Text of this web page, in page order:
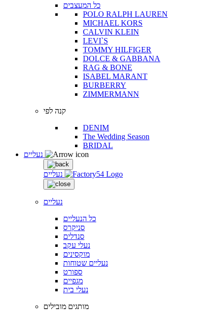
כל המעצבים
POLO RALPH LAUREN
MICHAEL KORS
CALVIN KLEIN
LEVI`S
TOMMY HILFIGER
DOLCE & GABBANA
RAG & BONE
ISABEL MARANT
BURBERRY
ZIMMERMANN
קנה לפי
DENIM
The Wedding Season
BRIDAL
נעליים
נעליים
כל הנעליים
סניקרס
סנדלים
נעלי עקב
מוקסינים
נעליים שטוחות
ספורט
מגפיים
נעלי בית
מותגים מובילים